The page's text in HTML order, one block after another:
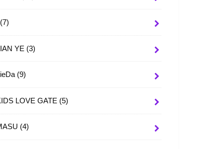
(7)
YE (3)
(9)
LOVE GATE (5)
(4)